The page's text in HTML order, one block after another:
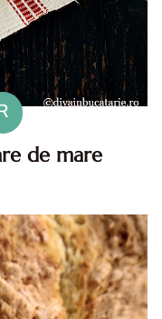
de mare
grisine cu susan